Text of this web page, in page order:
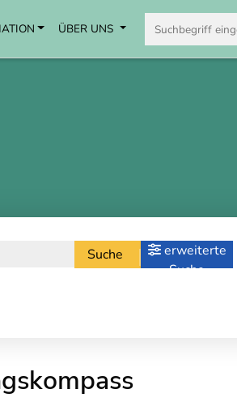
ÜBER UNS
Suche
erweiterte
Suche